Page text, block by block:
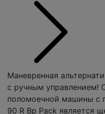
Маневренная
c ручным управлением!
поломоечной машины с
90 R Bp Pack является